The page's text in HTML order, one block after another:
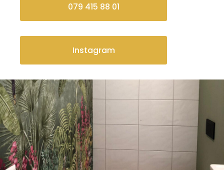
079 415 88 01
Instagram